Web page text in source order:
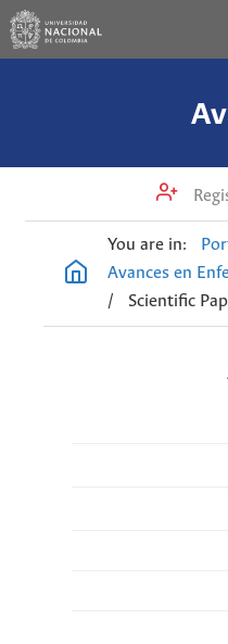
You are in:
Avances en
/
Scientific